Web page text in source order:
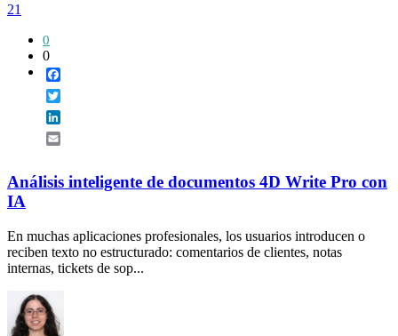
21
0
0
Análisis inteligente de documentos 4D Write Pro con
IA
En muchas aplicaciones profesionales, los usuarios introducen o
reciben texto no estructurado: comentarios de clientes, notas
internas, tickets de sop...